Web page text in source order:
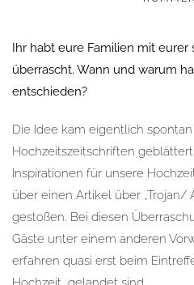
Ihr habt eure Familien mit
überrascht. Wann und warum
entschieden?
Die Idee kam eigentlich
Hochzeitszeitschriften
Inspirationen für unsere
über einen Artikel über „Trojan/
gestoßen. Bei diesen
Gäste unter einem anderen
erfahren quasi erst beim